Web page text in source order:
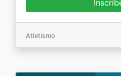
Atletismo